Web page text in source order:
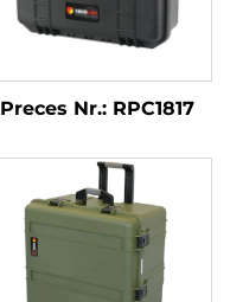
Preces Nr.: RPC1817